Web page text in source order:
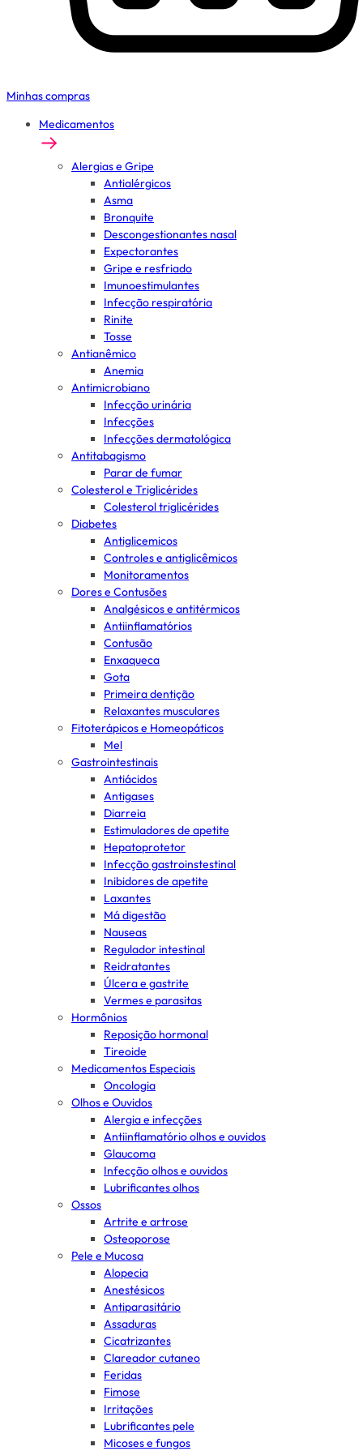
Minhas compras
Medicamentos
Alergias e Gripe
Antialérgicos
Asma
Bronquite
Descongestionantes nasal
Expectorantes
Gripe e resfriado
Imunoestimulantes
Infecção respiratória
Rinite
Tosse
Antianêmico
Anemia
Antimicrobiano
Infecção urinária
Infecções
Infecções dermatológica
Antitabagismo
Parar de fumar
Colesterol e Triglicérides
Colesterol triglicérides
Diabetes
Antiglicemicos
Controles e antiglicêmicos
Monitoramentos
Dores e Contusões
Analgésicos e antitérmicos
Antiinflamatórios
Contusão
Enxaqueca
Gota
Primeira dentição
Relaxantes musculares
Fitoterápicos e Homeopáticos
Mel
Gastrointestinais
Antiácidos
Antigases
Diarreia
Estimuladores de apetite
Hepatoprotetor
Infecção gastroinstestinal
Inibidores de apetite
Laxantes
Má digestão
Nauseas
Regulador intestinal
Reidratantes
Úlcera e gastrite
Vermes e parasitas
Hormônios
Reposição hormonal
Tireoide
Medicamentos Especiais
Oncologia
Olhos e Ouvidos
Alergia e infecções
Antiinflamatório olhos e ouvidos
Glaucoma
Infecção olhos e ouvidos
Lubrificantes olhos
Ossos
Artrite e artrose
Osteoporose
Pele e Mucosa
Alopecia
Anestésicos
Antiparasitário
Assaduras
Cicatrizantes
Clareador cutaneo
Feridas
Fimose
Irritações
Lubrificantes pele
Micoses e fungos